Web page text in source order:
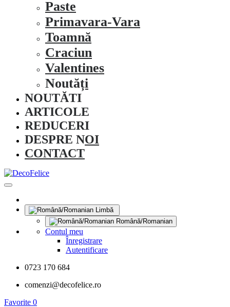
Paste
Primavara-Vara
Toamnă
Craciun
Valentines
Noutăți
NOUTĂȚI
ARTICOLE
REDUCERI
DESPRE NOI
CONTACT
Limbă
Română/Romanian
Contul meu
Înregistrare
Autentificare
0723 170 684
comenzi@decofelice.ro
Favorite 0